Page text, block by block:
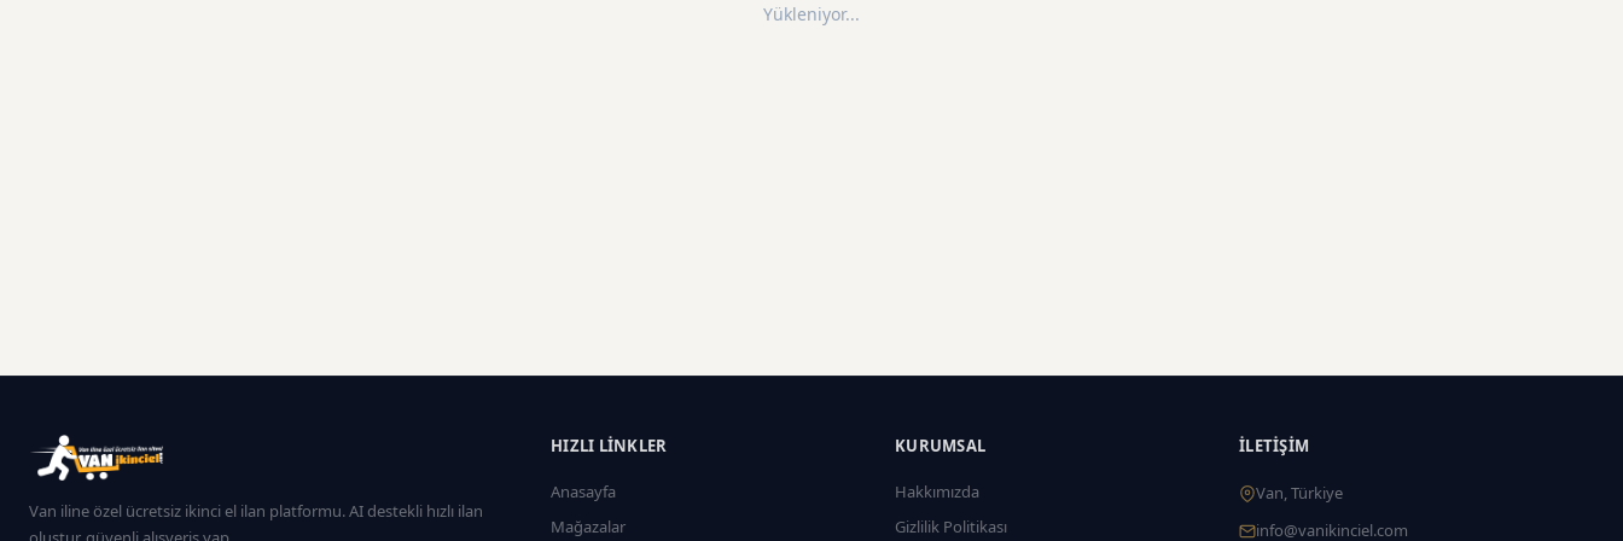
Yükleniyor...
Van iline özel ücretsiz ikinci el ilan platformu. AI destekli hızlı ilan
HIZLI LINKLER
Anasayfa
Mağazalar
KURUMSAL
Hakkımızda
Gizlilik Politikası
İLETIŞIM
Van, Türkiye
info@vanikinciel.com